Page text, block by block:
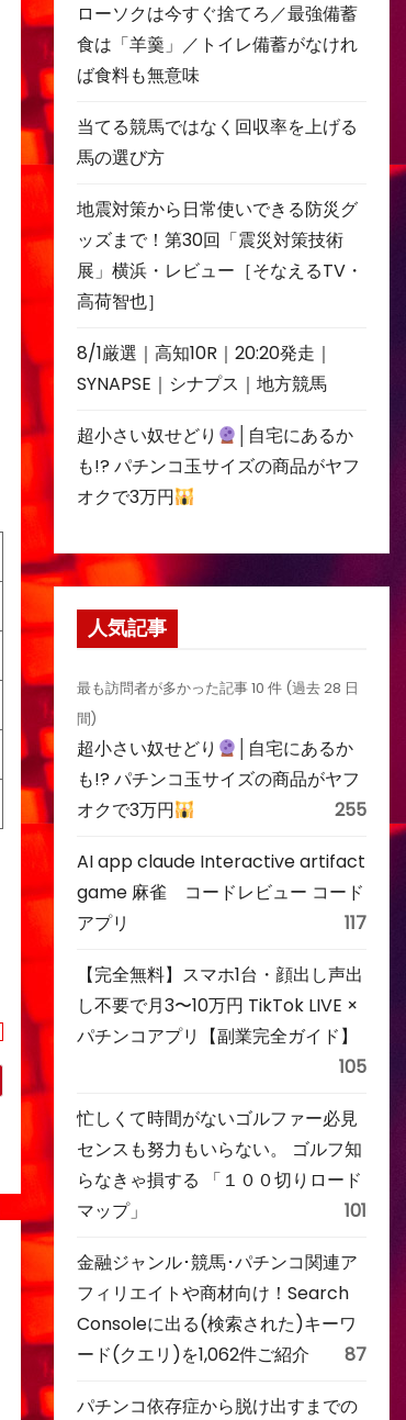
ローソクは今すぐ捨てろ／最強備蓄
食は「羊羹」／トイレ備蓄がなけれ
ば食料も無意味
当てる競馬ではなく回収率を上げる
馬の選び方
地震対策から日常使いできる防災グ
ッズまで！第30回「震災対策技術
展」横浜・レビュー［そなえるTV・
高荷智也］
8/1厳選｜高知10R｜20:20発走｜
SYNAPSE｜シナプス｜地方競馬
超小さい奴せどり
│自宅にあるか
も!? パチンコ玉サイズの商品がヤフ
オクで3万円
人気記事
最も訪問者が多かった記事 10 件 (過去 28 日
間)
超小さい奴せどり
│自宅にあるか
も!? パチンコ玉サイズの商品がヤフ
オクで3万円
255
AI app claude Interactive artifact
game 麻雀 コードレビュー コード
アプリ
117
【完全無料】スマホ1台・顔出し声出
し不要で月3〜10万円 TikTok LIVE ×
パチンコアプリ【副業完全ガイド】
105
忙しくて時間がないゴルファー必見
センスも努力もいらない。 ゴルフ知
らなきゃ損する 「１００切りロード
マップ」
101
金融ジャンル･競馬･パチンコ関連ア
フィリエイトや商材向け！Search
Consoleに出る(検索された)キーワ
ード(クエリ)を1,062件ご紹介
87
パチンコ依存症から脱け出すまでの